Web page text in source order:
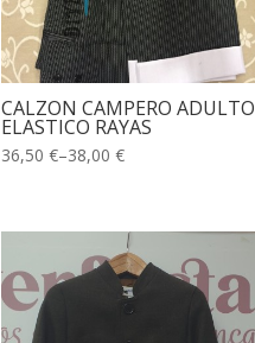
CALZON CAMPERO ADULTO
ELASTICO RAYAS
36,50 €–38,00 €